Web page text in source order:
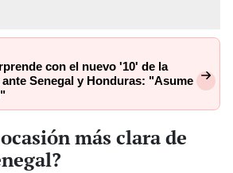
con el nuevo '10' de la
Senegal y Honduras: "Asume
más clara de